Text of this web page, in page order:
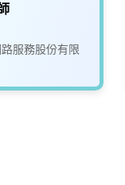
服務股份有限